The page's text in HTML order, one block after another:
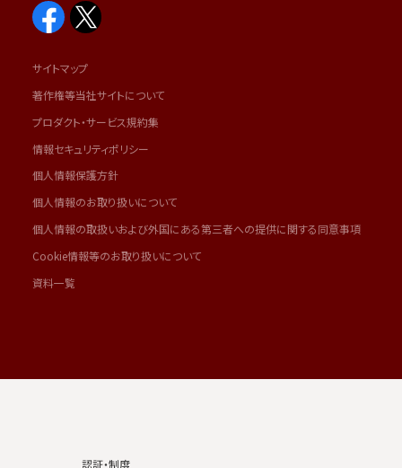
サイトマップ
著作権等当社サイトについて
プロダクト・サービス規約集
情報セキュリティポリシー
個人情報保護方針
個人情報のお取り扱いについて
個人情報の取扱いおよび外国にある第三者への提供に関する同意事項
Cookie情報等のお取り扱いについて
資料一覧
認証・制度